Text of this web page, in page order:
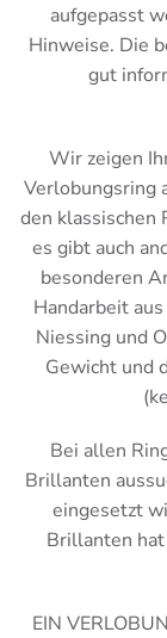
aufgepasst
Hinweise. Die
gut
Wir zeigen
Verlobungsring
den klassischen
es gibt auch
besonderen
Handarbeit
Niessing und
Gewicht und
Bei allen
Brillanten
eingesetzt
Brillanten
EIN